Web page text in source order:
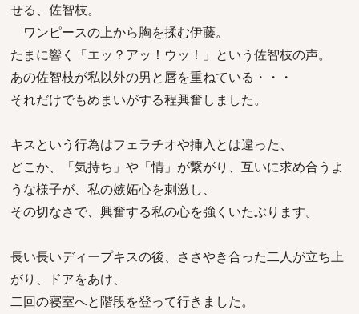
せる、佐智枝。
ワンピースの上から胸を揉む伊藤。
たまに響く「エッ？アッ！ウッ！」という佐智枝の声。
あの佐智枝が私以外の男と唇を重ねている・・・
それだけでもめまいがする程興奮しました。
キスという行為はフェラチオや挿入とは違った、
どこか、「気持ち」や「情」が繋がり、互いに求め合うよ
うな様子が、私の嫉妬心を刺激し、
その切なさで、興奮する私の心を強くいたぶります。
長い長いディープキスの後、ささやき合った二人が立ち上
がり、ドアをあけ、
二回の寝室へと階段を登って行きました。